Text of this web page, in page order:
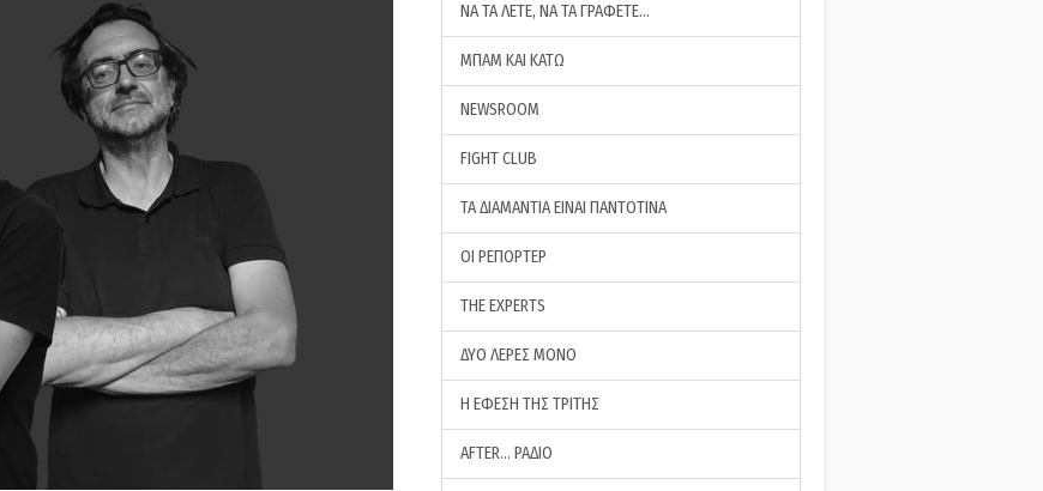
ΝΑ ΤΑ ΛΕΤΕ, ΝΑ ΤΑ ΓΡΑΦΕΤΕ…
ΜΠΑΜ ΚΑΙ ΚΑΤΩ
NEWSROOM
FIGHT CLUB
ΤΑ ΔΙΑΜΑΝΤΙΑ ΕΙΝΑΙ ΠΑΝΤΟΤΙΝΑ
ΟΙ ΡΕΠΟΡΤΕΡ
THE EXPERTS
ΔΥΟ ΛΕΡΕΣ ΜΟΝΟ
Η ΕΦΕΣΗ ΤΗΣ ΤΡΙΤΗΣ
AFTER… ΡΑΔΙΟ